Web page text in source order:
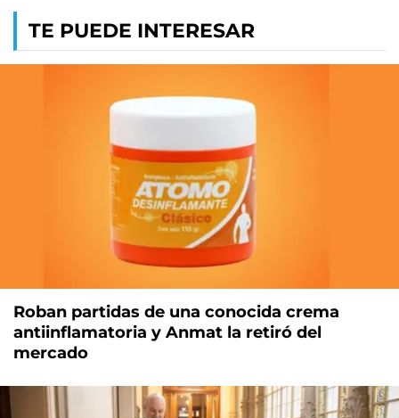
TE PUEDE INTERESAR
Roban partidas de una conocida crema
antiinflamatoria y Anmat la retiró del
mercado